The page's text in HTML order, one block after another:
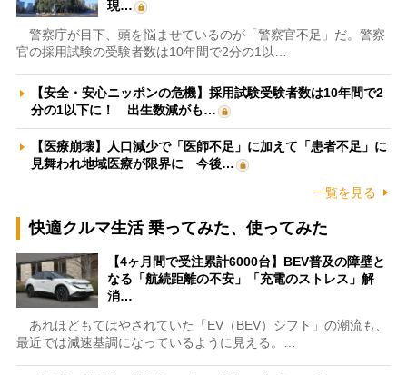
現…
警察庁が目下、頭を悩ませているのが「警察官不足」だ。警察
官の採用試験の受験者数は10年間で2分の1以…
【安全・安心ニッポンの危機】採用試験受験者数は10年間で2
分の1以下に！ 出生数減がも…
【医療崩壊】人口減少で「医師不足」に加えて「患者不足」に
見舞われ地域医療が限界に 今後…
一覧を見る
快適クルマ生活 乗ってみた、使ってみた
【4ヶ月間で受注累計6000台】BEV普及の障壁と
なる「航続距離の不安」「充電のストレス」解
消…
あれほどもてはやされていた「EV（BEV）シフト」の潮流も、
最近では減速基調になっているように見える。…